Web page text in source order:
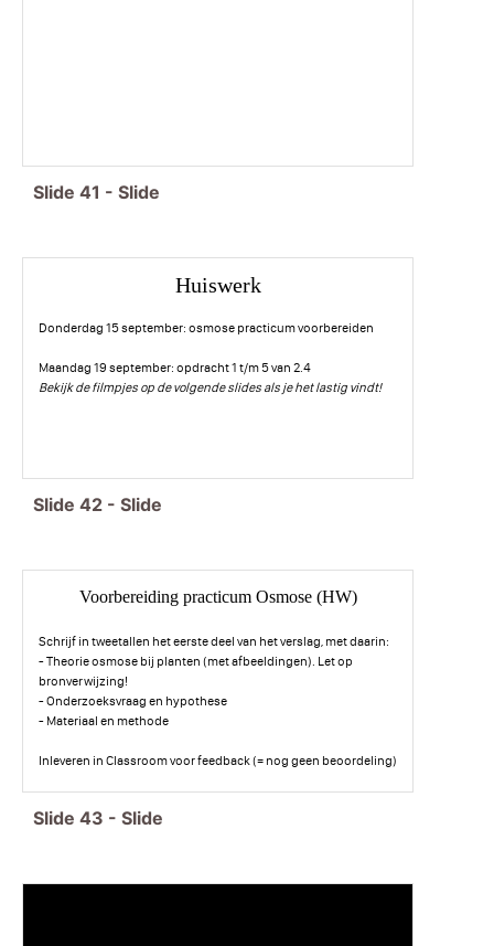
Slide 41 - Slide
Huiswerk
Donderdag 15 september: osmose practicum voorbereiden
Maandag 19 september: opdracht 1 t/m 5 van 2.4
Bekijk de filmpjes op de volgende slides als je het lastig vindt!
Slide 42 - Slide
Voorbereiding practicum Osmose (HW)
Schrijf in tweetallen het eerste deel van het verslag, met daarin:
- Theorie osmose bij planten (met afbeeldingen). Let op
bronverwijzing!
- Onderzoeksvraag en hypothese
- Materiaal en methode
Inleveren in Classroom voor feedback (= nog geen beoordeling)
Slide 43 - Slide